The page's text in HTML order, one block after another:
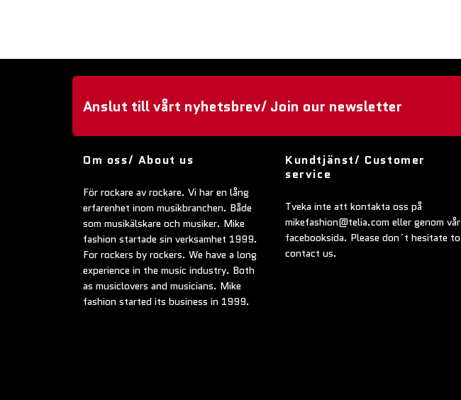
Anslut till vårt nyhetsbrev/ Join our newsletter
Om oss/ About us
För rockare av rockare. Vi har en lång
erfarenhet inom musikbranchen. Både
som musikälskare och musiker. Mike
fashion startade sin verksamhet 1999.
For rockers by rockers. We have a long
experience in the music industry. Both
as musiclovers and musicians. Mike
fashion started its business in 1999.
Kundtjänst/ Customer
service
Tveka inte att kontakta oss på
mikefashion@telia.com eller genom vår
facebooksida. Please don´t hesitate to
contact us.